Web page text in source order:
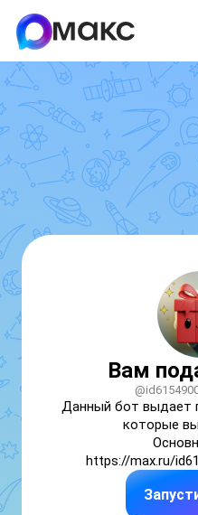
Вам
Данный бот выдает
которые
https://max.ru/